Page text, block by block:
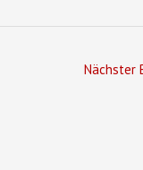
Nächster